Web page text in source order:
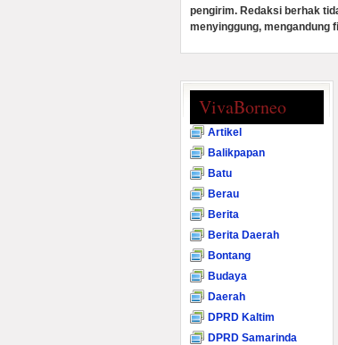
pengirim. Redaksi berhak
menyinggung, mengandung
VivaBorneo
Artikel
Balikpapan
Batu
Berau
Berita
Berita Daerah
Bontang
Budaya
Daerah
DPRD Kaltim
DPRD Samarinda